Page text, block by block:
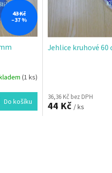
43 Kč
–37 %
(1 ks)
Do košíku
Jehlice kruhové 60
36,36 Kč bez DPH
44 Kč / ks